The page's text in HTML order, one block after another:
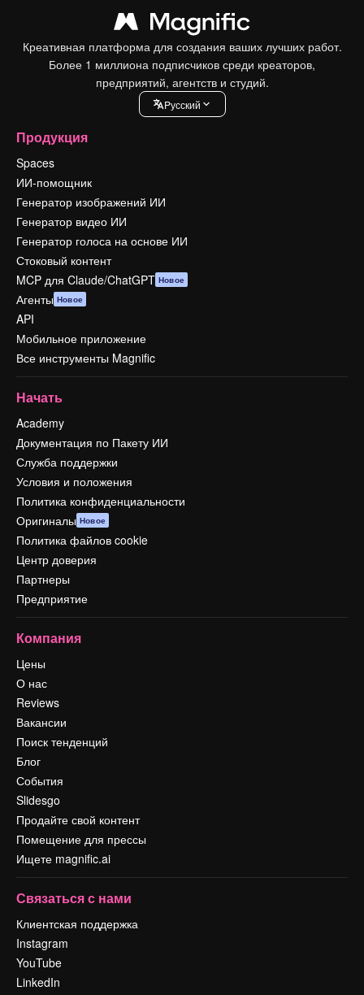
Креативная платформа для создания ваших лучших работ.
Более 1 миллиона подписчиков среди креаторов,
предприятий, агентств и студий.
Pусский
Продукция
Spaces
ИИ-помощник
Генератор изображений ИИ
Генератор видео ИИ
Генератор голоса на основе ИИ
Стоковый контент
MCP для Claude/ChatGPT Новое
Агенты Новое
API
Мобильное приложение
Все инструменты Magnific
Начать
Academy
Документация по Пакету ИИ
Служба поддержки
Условия и положения
Политика конфиденциальности
Оригиналы Новое
Политика файлов cookie
Центр доверия
Партнеры
Предприятие
Компания
Цены
О нас
Reviews
Вакансии
Поиск тенденций
Блог
События
Slidesgo
Продайте свой контент
Помещение для прессы
Ищете magnific.ai
Связаться с нами
Клиентская поддержка
Instagram
YouTube
LinkedIn